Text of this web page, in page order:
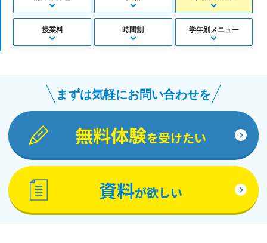
授業料 時間割 学年別メニュー
まずは気軽にお問い合わせを
無料体験を受けたい
資料が欲しい